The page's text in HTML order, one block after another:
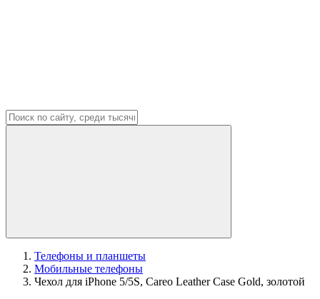
Телефоны и планшеты
Мобильные телефоны
Чехол для iPhone 5/5S, Careo Leather Case Gold, золотой